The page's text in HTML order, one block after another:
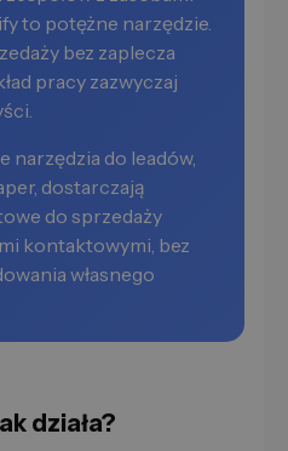
to potężne narzędzie.
bez zaplecza
pracy zazwyczaj
narzędzia do leadów,
dostarczają
do sprzedaży
kontaktowymi, bez
własnego
działa?